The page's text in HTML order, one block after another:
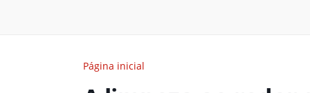
Página inicial